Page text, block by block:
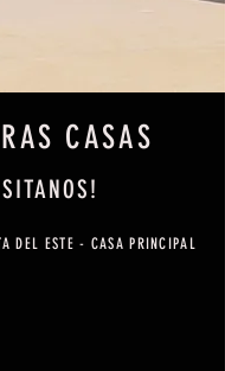
CASAS
DEL ESTE - CASA PRINCIPAL